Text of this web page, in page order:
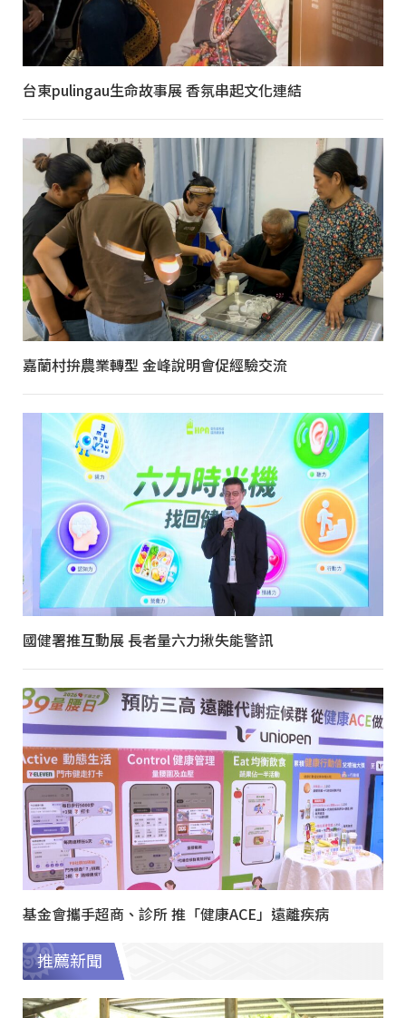
台東pulingau生命故事展 香氛串起文化連結
嘉蘭村拚農業轉型 金峰說明會促經驗交流
國健署推互動展 長者量六力揪失能警訊
基金會攜手超商、診所 推「健康ACE」遠離疾病
推薦新聞